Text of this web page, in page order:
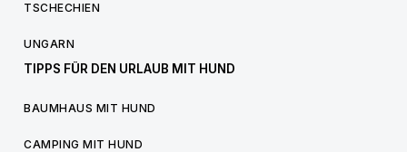
TSCHECHIEN
UNGARN
TIPPS FÜR DEN URLAUB MIT HUND
BAUMHAUS MIT HUND
CAMPING MIT HUND